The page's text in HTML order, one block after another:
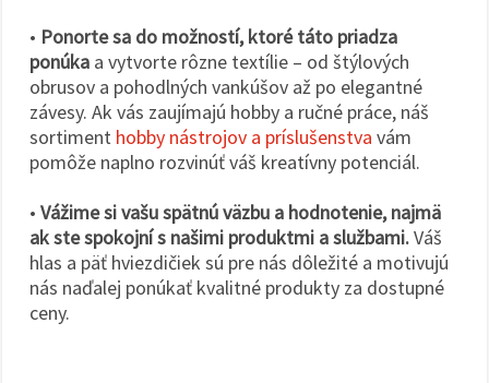
• Ponorte sa do možností, ktoré táto priadza
ponúka a vytvorte rôzne textílie – od štýlových
obrusov a pohodlných vankúšov až po elegantné
závesy. Ak vás zaujímajú hobby a ručné práce, náš
sortiment hobby nástrojov a príslušenstva vám
pomôže naplno rozvinúť váš kreatívny potenciál.
• Vážime si vašu spätnú väzbu a hodnotenie, najmä
ak ste spokojní s našimi produktmi a službami.Váš
hlas a päť hviezdičiek sú pre nás dôležité a motivujú
nás naďalej ponúkať kvalitné produkty za dostupné
ceny.